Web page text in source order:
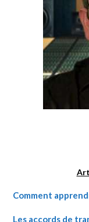
Comment
Les accords de